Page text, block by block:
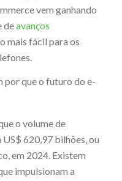
vem ganhando
deavanços
mais fácil para os
por que o futuro do e-
o volume de
620,97 bilhões, ou
em 2024. Existem
impulsionam a